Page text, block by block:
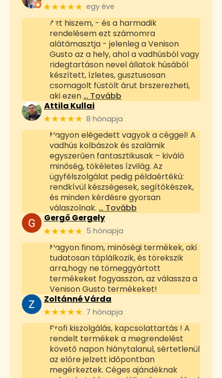
★★★★★ egy éve
Azt hiszem, - és a harmadik
rendelésem ezt számomra
alátámasztja - jelenleg a Venison
Gusto az a hely, ahol a vadhúsból vagy
ridegtartáson nevel állatok húsából
készített, ízletes, gusztusosan
csomagolt füstölt árut brszerezheti,
aki ezen … Tovább
Attila Kullai
★★★★★ 8 hónapja
Nagyon elégedett vagyok a céggel! A
vadhús kolbászok és szalámik
egyszerűen fantasztikusak – kiváló
minőség, tökéletes ízvilág. Az
ügyfélszolgálat pedig példaértékű:
rendkívül készségesek, segítőkészek,
és minden kérdésre gyorsan
válaszolnak. … Tovább
Gergő Gergely
★★★★★ 5 hónapja
Nagyon finom, minőségi termékek, aki
tudatosan táplálkozik, és törekszik
arra,hogy ne tömeggyártott
termékeket fogyasszon, az válassza a
Venison Gusto termékeket!
Zoltánné Várda
★★★★★ 7 hónapja
Profi kiszolgálás, kapcsolattartás ! A
rendelt termékek a megrendelést
követő napon hiánytalanul, sértetlenül
az előre jelzett időpontban
megérkeztek. Céges ajándéknak